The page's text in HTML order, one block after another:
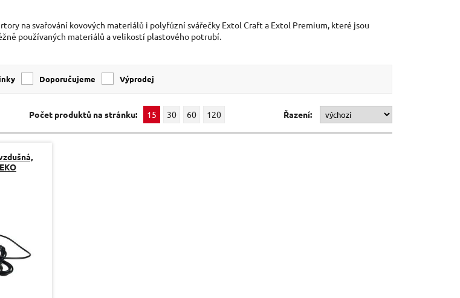
na svařování kovových materiálů i polyfúzní svářečky Extol Craft a Extol Premium, které jsou
používaných materiálů a velikostí plastového potrubí.
Doporučujeme Výprodej
Počet produktů na stránku: 15 30 60 120 Řazení: